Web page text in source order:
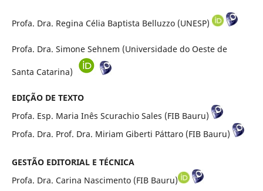
Profa. Dra. Regina Célia Baptista Belluzzo (UNESP)
Profa. Dra. Simone Sehnem (Universidade do Oeste de
Santa Catarina)
EDIÇÃO DE TEXTO
Profa. Esp. Maria Inês Scurachio Sales (FIB Bauru)
Profa. Dra. Prof. Dra. Miriam Giberti Páttaro (FIB Bauru)
GESTÃO EDITORIAL E TÉCNICA
Profa. Dra. Carina Nascimento (FIB Bauru)